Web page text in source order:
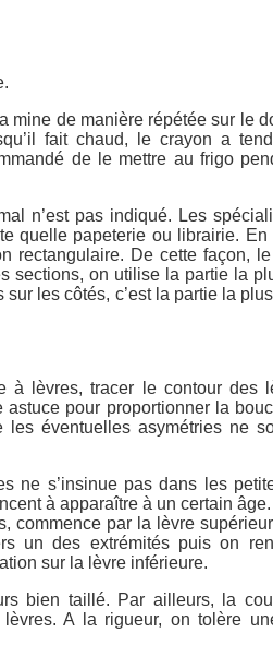
mine de manière répétée sur le
fait chaud, le crayon a
de le mettre au frigo
n’est pas indiqué. Les
quelle papeterie ou librairie. En
rectangulaire. De cette façon,
sections, on utilise la partie la
les côtés, c’est la partie la
à lèvres, tracer le contour des
astuce pour proportionner la
éventuelles asymétries ne
ne s’insinue pas dans les
à apparaître à un certain âge.
commence par la lèvre
un des extrémités puis on
sur la lèvre inférieure.
bien taillé. Par ailleurs, la
A la rigueur, on tolère